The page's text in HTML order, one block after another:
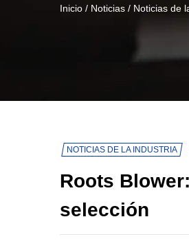
Inicio / Noticias / Noticias de
NOTICIAS DE LA INDUSTRIA
Roots
selección